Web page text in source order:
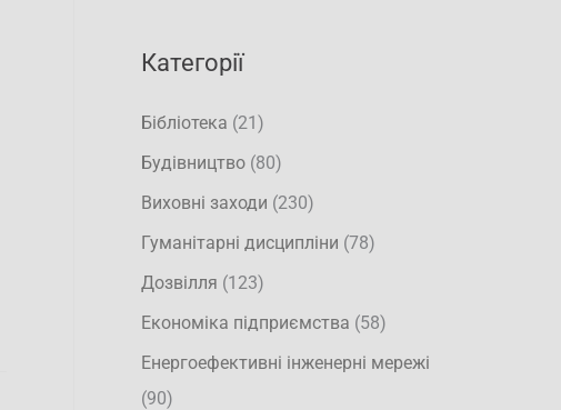
Категорії
Бібліотека (21)
Будівництво (80)
Виховні заходи (230)
Гуманітарні дисципліни (78)
Дозвілля (123)
Економіка підприємства (58)
Енергоефективні інженерні мережі
(90)